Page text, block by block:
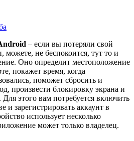
– если вы потеряли свой
можете, не беспокоится, тут то и
Оно определит местоположение
покажет время, когда
поможет сбросить и
произвести блокировку экрана и
этого вам потребуется включить
и зарегистрировать аккаунт в
использует несколько
может только владелец.